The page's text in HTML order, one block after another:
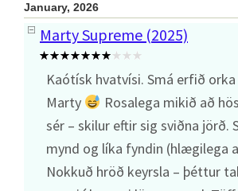
January, 2026
Marty Supreme (2025)
Kaótísk hvatvísi. Smá erfið
Marty
Rosalega mikið að
sér – skilur eftir sig sviðna jörð.
mynd og líka fyndin (hlægilega
Nokkuð hröð keyrsla – þéttur